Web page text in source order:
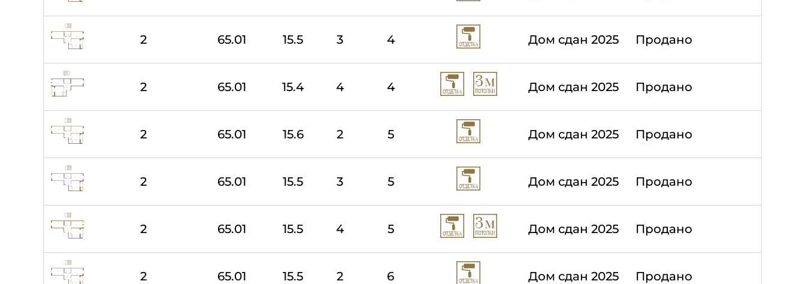
2 65.01 15.5 3 4 Дом сдан 2025 Продано
2 65.01 15.4 4 4 Дом сдан 2025 Продано
2 65.01 15.6 2 5 Дом сдан 2025 Продано
2 65.01 15.5 3 5 Дом сдан 2025 Продано
2 65.01 15.5 4 5 Дом сдан 2025 Продано
2 65.01 15.5 2 6 Дом сдан 2025 Продано